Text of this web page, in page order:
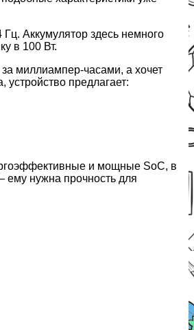
Аккумулятор здесь немного
в 100 Вт.
миллиампер-часами, а хочет
предлагает:
и мощные SoC, в
ему нужна прочность для